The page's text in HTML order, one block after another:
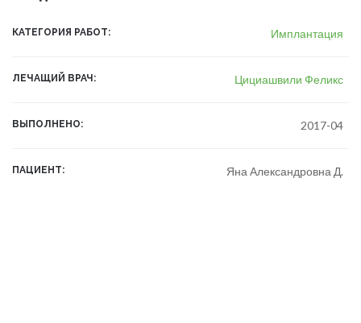
КАТЕГОРИЯ РАБОТ Имплантация
ЛЕЧАЩИЙ ВРАЧ Цициашвили Феликс
ВЫПОЛНЕНО 2017-04
ПАЦИЕНТ Яна Александровна Д.